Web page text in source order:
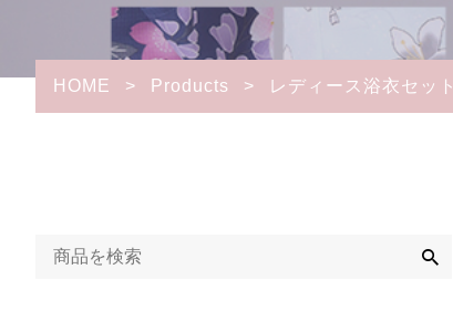
HOME > Products > レディース浴衣セット